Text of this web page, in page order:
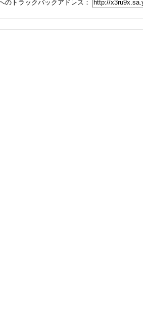
のトラックバックアドレス：